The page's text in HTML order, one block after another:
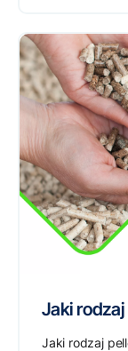
Jaki
Jaki rodzaj